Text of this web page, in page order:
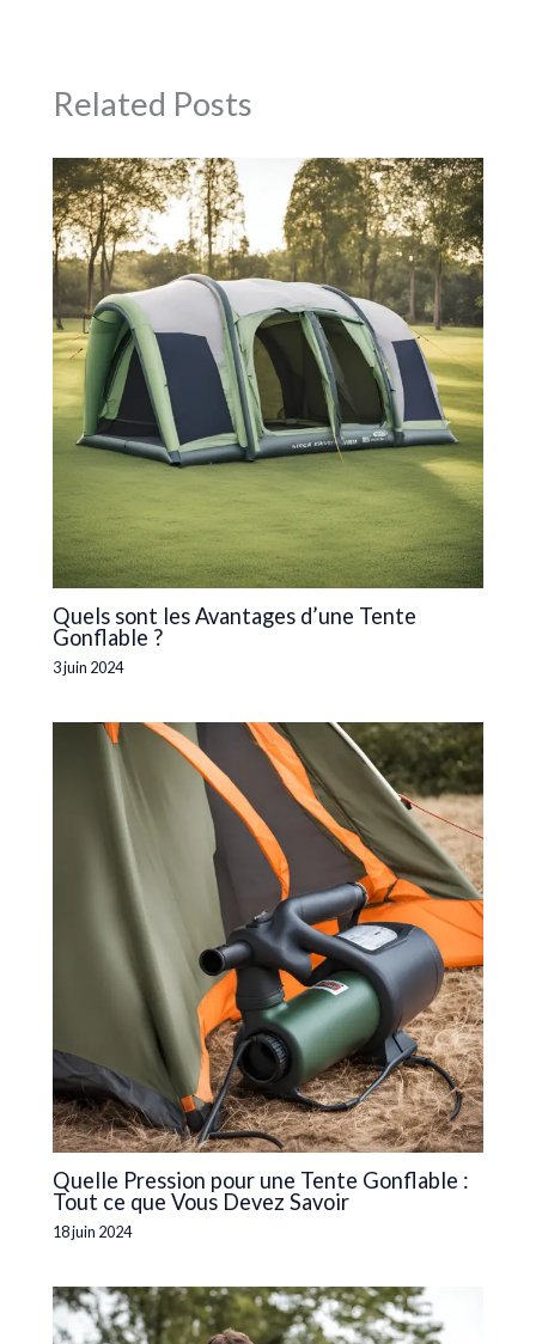
Related Posts
Quels sont les Avantages d’une Tente
Gonflable ?
3 juin 2024
Quelle Pression pour une Tente Gonflable :
Tout ce que Vous Devez Savoir
18 juin 2024